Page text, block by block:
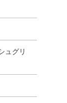
ュグリ